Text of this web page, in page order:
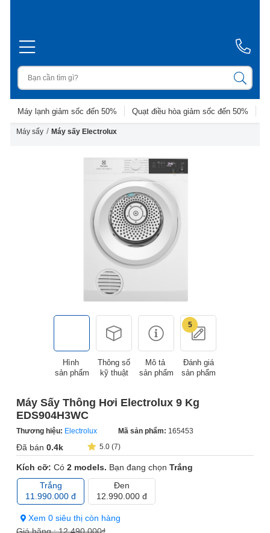
Máy lạnh giảm sốc đến 50% Quạt điều hòa giảm sốc đến 50%
Máy sấy / Máy sấy Electrolux
Hình
sản phẩm
Thông số
kỹ thuật
Mô tả
sản phẩm
5
Đánh giá
sản phẩm
Máy Sấy Thông Hơi Electrolux 9 Kg
EDS904H3WC
Thương hiệu: Electrolux Mã sản phẩm: 165453
Đã bán 0.4k 5.0 (7)
Kích cỡ: Có 2 models. Bạn đang chọn Trắng
Trắng
11.990.000 đ
Đen
12.990.000 đ
Xem 0 siêu thị còn hàng
đ